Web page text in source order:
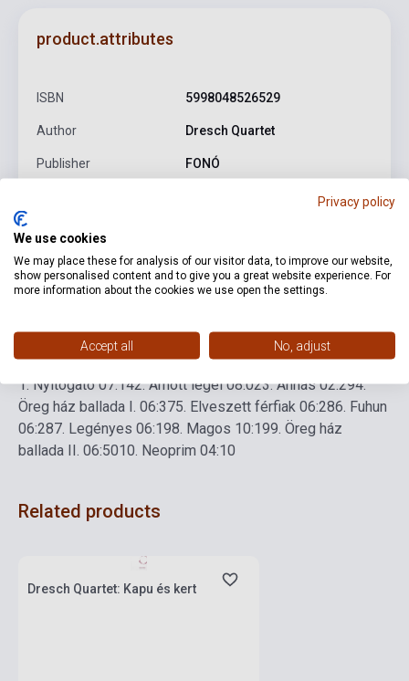
product.attributes
ISBN 5998048526529
Author Dresch Quartet
Publisher FONÓ
Language -
1. Nyitogató 07:142. Amott legel 08:023. Annás 02:294.
Öreg ház ballada I. 06:375. Elveszett férfiak 06:286. Fuhun
06:287. Legényes 06:198. Magos 10:199. Öreg ház
ballada II. 06:5010. Neoprim 04:10
Related products
Dresch Quartet: Kapu és kert
Privacy policy
We use cookies
We may place these for analysis of our visitor data, to improve our website,
show personalised content and to give you a great website experience. For
more information about the cookies we use open the settings.
Accept all No, adjust